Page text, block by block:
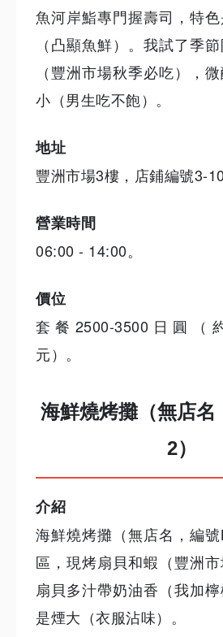
魚河岸鮨專門握壽司，特
（凸顯魚鮮）。我試了季
（豐洲市場秋季必吃），
小（男生吃不飽）。
地址
豐洲市場3樓，店鋪編號3-10
營業時間
06:00 - 14:00。
價位
套餐2500-3500日圓（
元）。
海鮮燒烤攤（無店名
2）
介紹
海鮮燒烤攤（無店名，編
區，現烤扇貝和蝦（豐洲市
扇貝多汁帶奶油香（我加
是煙大（衣服沾味）。